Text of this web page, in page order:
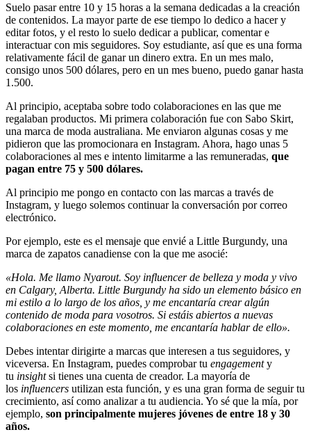
Suelo pasar entre 10 y 15 horas a la semana dedicadas a la creación
de contenidos. La mayor parte de ese tiempo lo dedico a hacer y
editar fotos, y el resto lo suelo dedicar a publicar, comentar e
interactuar con mis seguidores. Soy estudiante, así que es una forma
relativamente fácil de ganar un dinero extra. En un mes malo,
consigo unos 500 dólares, pero en un mes bueno, puedo ganar hasta
1.500.
Al principio, aceptaba sobre todo colaboraciones en las que me
regalaban productos. Mi primera colaboración fue con Sabo Skirt,
una marca de moda australiana. Me enviaron algunas cosas y me
pidieron que las promocionara en Instagram. Ahora, hago unas 5
colaboraciones al mes e intento limitarme a las remuneradas, que
pagan entre 75 y 500 dólares.
Al principio me pongo en contacto con las marcas a través de
Instagram, y luego solemos continuar la conversación por correo
electrónico.
Por ejemplo, este es el mensaje que envié a Little Burgundy, una
marca de zapatos canadiense con la que me asocié:
«Hola. Me llamo Nyarout. Soy influencer de belleza y moda y vivo
en Calgary, Alberta. Little Burgundy ha sido un elemento básico en
mi estilo a lo largo de los años, y me encantaría crear algún
contenido de moda para vosotros. Si estáis abiertos a nuevas
colaboraciones en este momento, me encantaría hablar de ello».
Debes intentar dirigirte a marcas que interesen a tus seguidores, y
viceversa. En Instagram, puedes comprobar tu engagementy
tu insightsi tienes una cuenta de creador. La mayoría de
los influencers utilizan esta función, y es una gran forma de seguir tu
crecimiento, así como analizar a tu audiencia. Yo sé que la mía, por
ejemplo, son principalmente mujeres jóvenes de entre 18 y 30
años.